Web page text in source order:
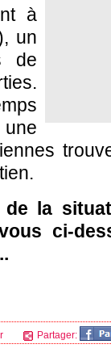
à
un
de
la
ci-
Partager: